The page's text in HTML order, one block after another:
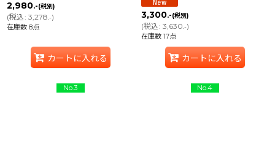
2,980.-(税別)
(税込: 3,278.-)
在庫数 8点
カートに入れる
3,300.-(税別)
(税込: 3,630.-)
在庫数 17点
カートに入れる
No.3 No.4